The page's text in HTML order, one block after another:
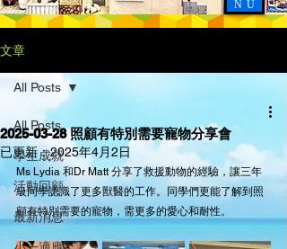
NU
文章
All Posts
學生成就
活動回顧
最新消息
All Posts
2025-03-28 照顧有特別需要寵物分享會
已更新：2025年4月2日
Ms Lydia 和Dr Matt 分享了救援動物的經驗，讓三年
級同學認識了更多獸醫的工作。同學們更能了解到照
顧有特別需要的寵物，需更多的愛心和耐性。